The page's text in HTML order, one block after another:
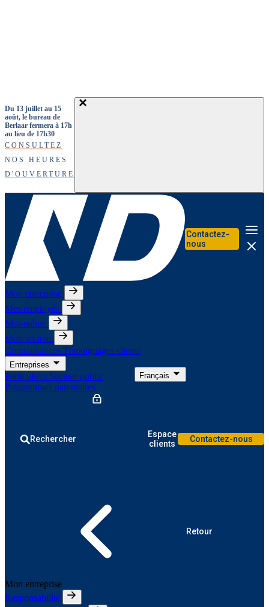
Du 13 juillet au 15
août, le bureau de
Berlaar fermera à 17h
au lieu de 17h30
CONSULTEZ
NOS HEURES
D'OUVERTURE
Contactez-
nous
Mon entreprise
Mes employés
Moi-même
Mon secteur
Connaissances Témoignages clients
Entreprises
Particuliers Secteur public
Programmes partenaires
Français
Rechercher
Espace
clients
Contactez-nous
Retour
Mon entreprise
Responsabilité